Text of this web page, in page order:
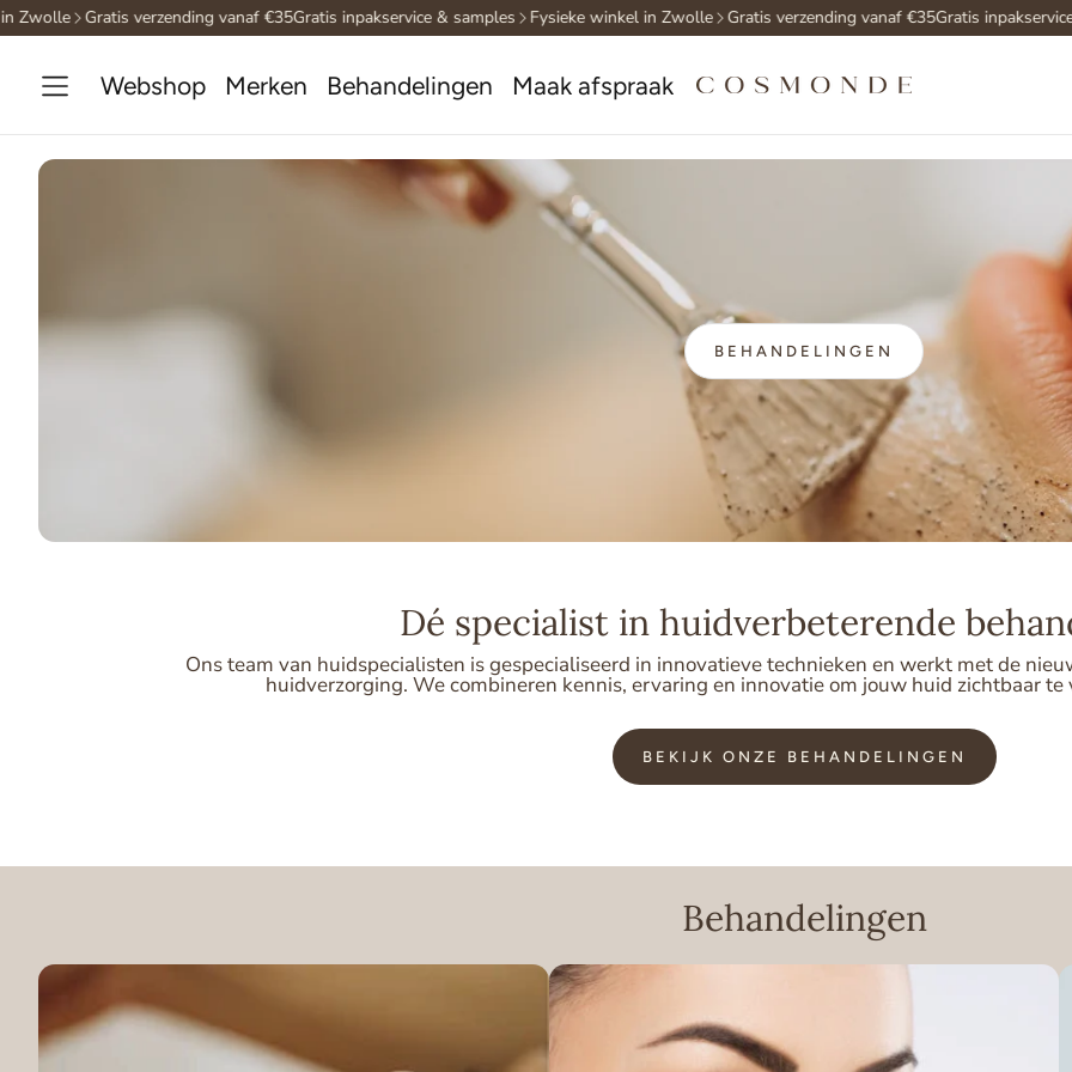
Gratis verzending vanaf €35Gratis inpakservice & samples Fysieke winkel in Zwolle Gratis verzending vanaf €35Gratis inpakservice &
Webshop Merken Behandelingen Maak afspraak
BEHANDELINGEN
Dé specialist in huidverbeterende
Ons team van huidspecialisten is gespecialiseerd in innovatieve technieken en werkt met de
huidverzorging. We combineren kennis, ervaring en innovatie om jouw huid zichtbaar
BEKIJK ONZE BEHANDELINGEN
Behandelingen